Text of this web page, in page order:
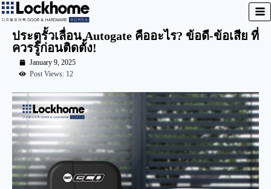
ประตูรั้วเลื่อน Autogate คืออะไร? ข้อดี-ข้อเสีย ที่
ควรรู้ก่อนติดตั้ง!
January 9, 2025
Post Views: 12